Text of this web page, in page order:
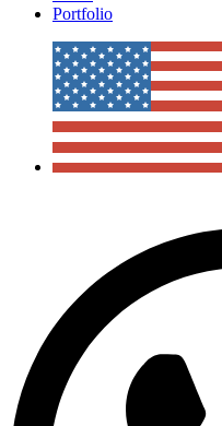
Portfolio